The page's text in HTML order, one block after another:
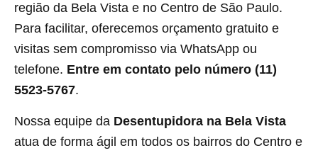
região da Bela Vista e no Centro de São Paulo.
Para facilitar, oferecemos orçamento gratuito e
visitas sem compromisso via WhatsApp ou
telefone. Entre em contato pelo número (11)
5523-5767.
Nossa equipe da Desentupidora na Bela Vista
atua de forma ágil em todos os bairros do Centro e